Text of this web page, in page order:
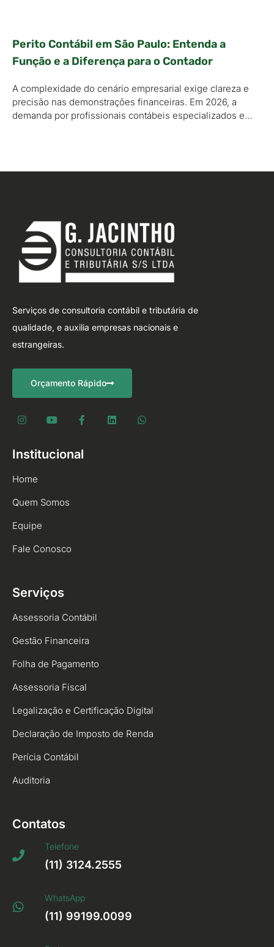
Perito Contábil em São Paulo: Entenda a
Função e a Diferença para o Contador
A complexidade do cenário empresarial exige clareza e
precisão nas demonstrações financeiras. Em 2026, a
demanda por profissionais contábeis especializados e…
Serviços de consultoria contábil e tributária de
qualidade, e auxilia empresas nacionais e
estrangeiras.
Orçamento Rápido
Institucional
Home
Quem Somos
Equipe
Fale Conosco
Serviços
Assessoria Contábil
Gestão Financeira
Folha de Pagamento
Assessoria Fiscal
Legalização e Certificação Digital
Declaração de Imposto de Renda
Perícia Contábil
Auditoria
Contatos
Telefone
(11) 3124.2555
WhatsApp
(11) 99199.0099